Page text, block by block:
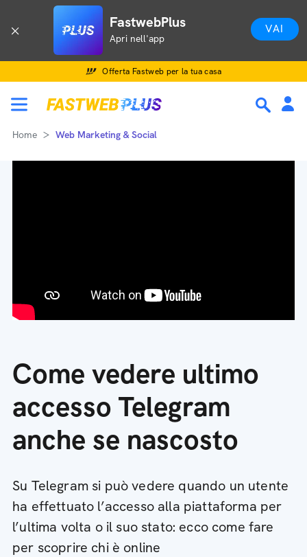
FastwebPlus
Apri nell'app
VAI
Offerta Fastweb per la tua casa
Home Web Marketing & Social
Come vedere ultimo
accesso Telegram
anche se nascosto
Su Telegram si può vedere quando un utente
ha effettuato l’accesso alla piattaforma per
l’ultima volta o il suo stato: ecco come fare
per scoprire chi è online